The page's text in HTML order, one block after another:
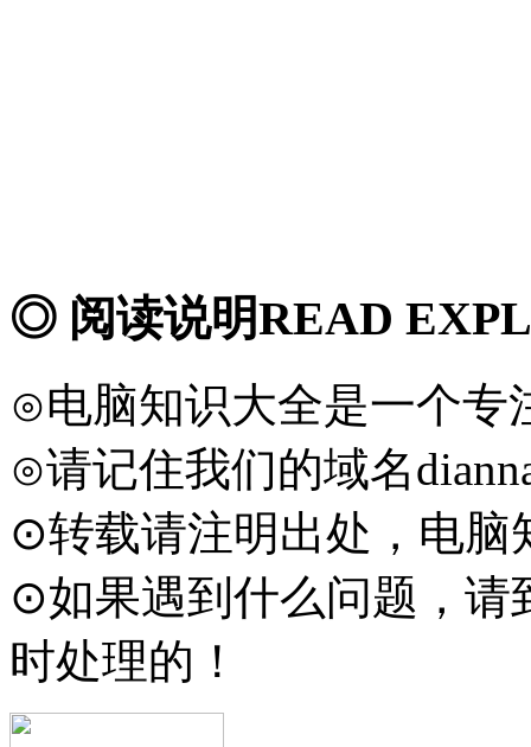
◎ 阅读说明READ
⊙电脑知识大全是一个专
⊙请记住我们的域名
⊙转载请注明出处，电脑
⊙如果遇到什么问题，请
时处理的！